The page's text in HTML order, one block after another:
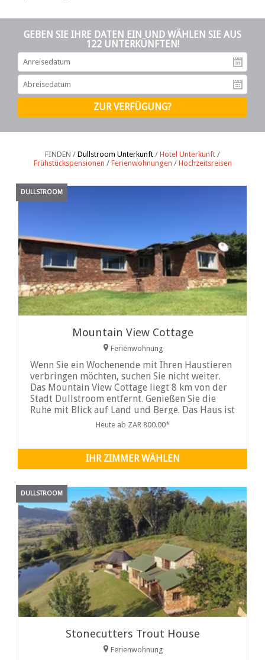
GEBEN SIE IHRE DATEN EIN UND WÄHLEN SIE AUS
122 UNTERKÜNFTEN!
FINDEN / Dullstroom Unterkunft / Hotel Unterkunft /
Frühstückspensionen / Ferienwohnungen / Hochzeitsreisen
DULLSTROOM
Mountain View Cottage
Ferienwohnung
Wenn Sie ein Wochenende mit Ihren Haustieren
verbringen möchten, suchen Sie nicht weiter.
Das Mountain View Cottage liegt 8 km von der
Stadt Dullstroom entfernt. Genießen Sie die
Ruhe mit Blick auf Land und Berge. Das Haus ist
für Ihre Haustiere eingezäunt.
Heute ab ZAR 800.00*
IHR ZIMMER WÄHLEN
DULLSTROOM
Stonecutters Trout House
Ferienwohnung